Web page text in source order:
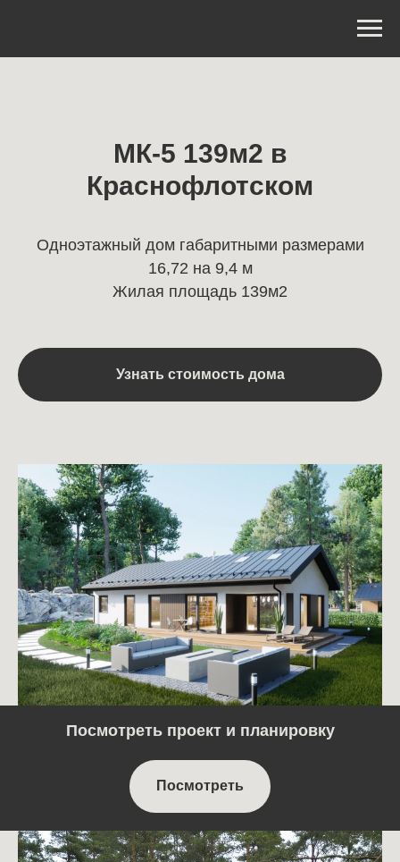
МК-5 139м2 в
Краснофлотском
Одноэтажный дом габаритными размерами
16,72 на 9,4 м
Жилая площадь 139м2
Узнать стоимость дома
Посмотреть проект и планировку
Посмотреть